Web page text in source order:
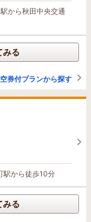
から秋田中央交通
みる
券付プランから探す
駅から徒歩10分
みる